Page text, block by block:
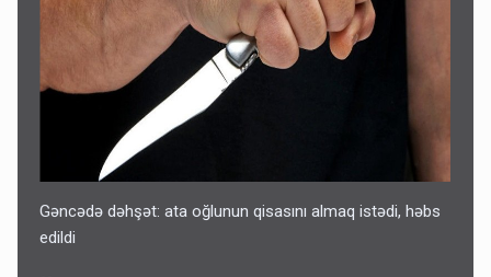
Gəncədə dəhşət: ata oğlunun qisasını almaq istədi, həbs
edildi